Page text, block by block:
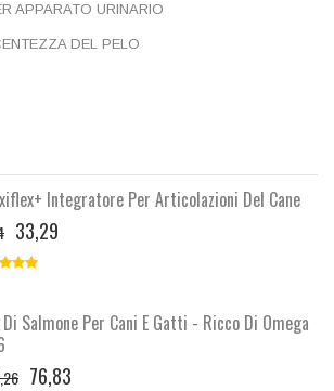
APPARATO URINARIO
DEL PELO
Integratore Per Articolazioni Del Cane
33,29
Salmone Per Cani E Gatti - Ricco Di Omega
76,83